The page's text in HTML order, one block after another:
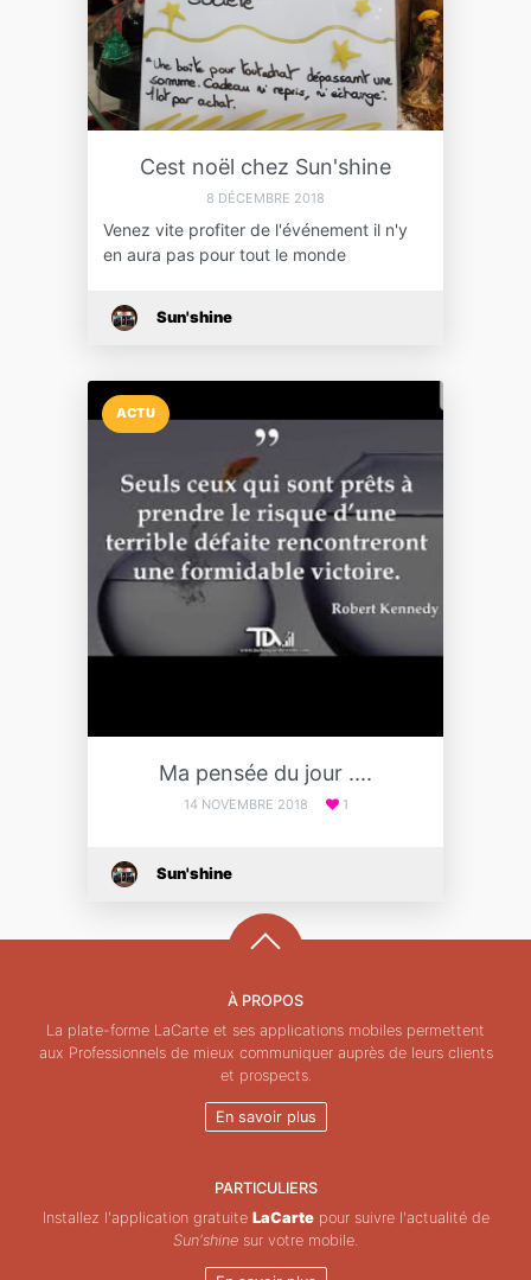
Cest noël chez Sun'shine
8 DÉCEMBRE 2018
Venez vite profiter de l'événement il n'y
en aura pas pour tout le monde
Sun'shine
ACTU
Ma pensée du jour ....
14 NOVEMBRE 2018 1
Sun'shine
À PROPOS
La plate-forme LaCarte et ses applications mobiles permettent
aux Professionnels de mieux communiquer auprès de leurs clients
et prospects.
En savoir plus
PARTICULIERS
Installez l'application gratuite LaCartepour suivre l'actualité de
Sun'shine sur votre mobile.